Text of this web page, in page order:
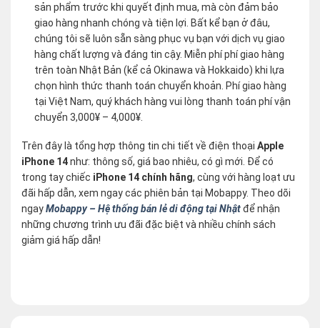
sản phẩm trước khi quyết định mua, mà còn đảm bảo
giao hàng nhanh chóng và tiện lợi. Bất kể bạn ở đâu,
chúng tôi sẽ luôn sẵn sàng phục vụ bạn với dịch vụ giao
hàng chất lượng và đáng tin cậy. Miễn phí phí giao hàng
trên toàn Nhật Bản (kể cả Okinawa và Hokkaido) khi lựa
chọn hình thức thanh toán chuyển khoản. Phí giao hàng
tại Việt Nam, quý khách hàng vui lòng thanh toán phí vận
chuyển 3,000¥ – 4,000¥.
Trên đây là tổng hợp thông tin chi tiết về điện thoại Apple
iPhone 14như: thông số, giá bao nhiêu, có gì mới. Để có
trong tay chiếc iPhone 14 chính hãng, cùng với hàng loạt ưu
đãi hấp dẫn, xem ngay các phiên bản tại Mobappy. Theo dõi
ngayMobappy – Hệ thống bán lẻ di động tại Nhậtđể nhận
những chương trình ưu đãi đặc biệt và nhiều chính sách
giảm giá hấp dẫn!